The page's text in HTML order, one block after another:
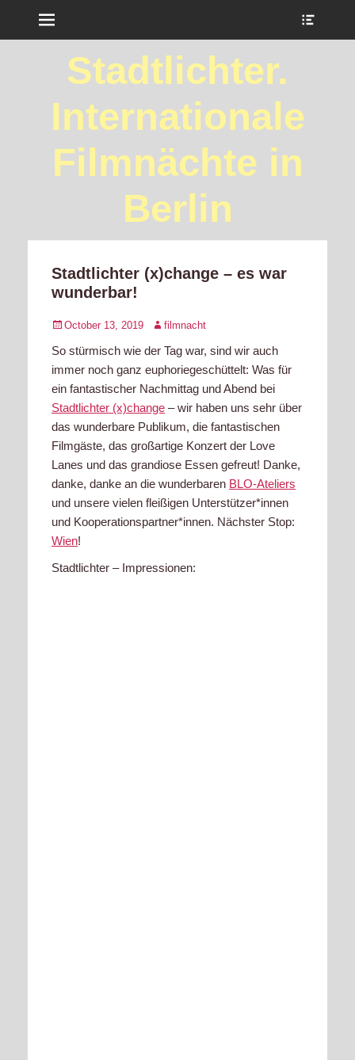
Stadtlichter.
Internationale
Filmnächte in
Berlin
Stadtlichter (x)change – es war
wunderbar!
Posted
October 13, 2019 Author
filmnacht
So stürmisch wie der Tag war, sind wir auch
immer noch ganz euphoriegeschüttelt: Was für
ein fantastischer Nachmittag und Abend bei
Stadtlichter (x)change – wir haben uns sehr über
das wunderbare Publikum, die fantastischen
Filmgäste, das großartige Konzert der Love
Lanes und das grandiose Essen gefreut! Danke,
danke, danke an die wunderbaren BLO-Ateliers
und unsere vielen fleißigen Unterstützer*innen
und Kooperationspartner*innen. Nächster Stop:
Wien!
Stadtlichter – Impressionen: